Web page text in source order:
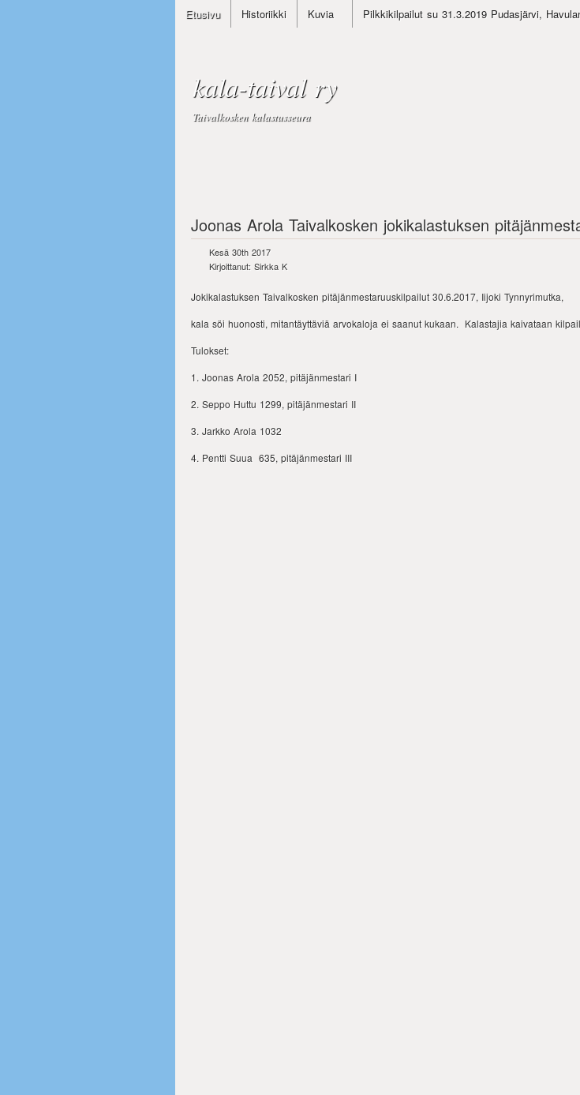
Etusivu Historiikki Kuvia Pilkkikilpailut su 31.3.2019 Pudasjärvi,
kala-taival ry
Taivalkosken kalastusseura
Joonas Arola Taivalkosken jokikalastuksen
Kesä 30th 2017
Kirjoittanut: Sirkka K
Jokikalastuksen Taivalkosken pitäjänmestaruuskilpailut 30.6.2017, Iijoki Tynnyrimutka,
kala söi huonosti, mitantäyttäviä arvokaloja ei saanut kukaan. Kalastajia kaivataan
Tulokset:
1. Joonas Arola 2052, pitäjänmestari I
2. Seppo Huttu 1299, pitäjänmestari II
3. Jarkko Arola 1032
4. Pentti Suua 635, pitäjänmestari III